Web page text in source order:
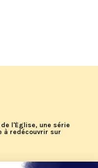
l'Église, une série
à redécouvrir sur